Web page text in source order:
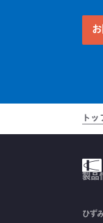
トッ
製品
ひず